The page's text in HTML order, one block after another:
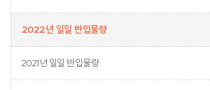
2022년 일일 반입물량
2021년 일일 반입물량